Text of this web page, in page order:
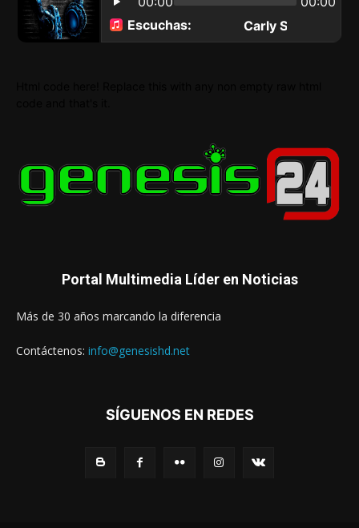
Portal Multimedia Líder en Noticias
Más de 30 años marcando la diferencia
Contáctenos: info@genesishd.net
SÍGUENOS EN REDES